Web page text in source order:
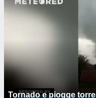
Tornado e piogge